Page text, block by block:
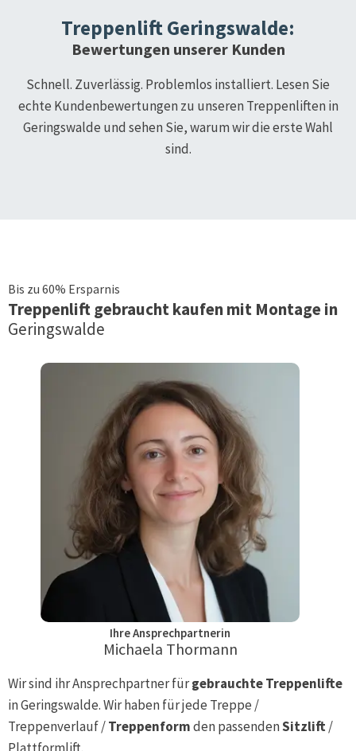
TreppenliftGeringswalde:
Bewertungen unserer Kunden
Schnell. Zuverlässig. Problemlos installiert. Lesen Sie
echte Kundenbewertungen zu unseren Treppenliften in
Geringswalde und sehen Sie, warum wir die erste Wahl
sind.
Bis zu 60% Ersparnis
Treppenliftgebraucht kaufen mit Montage in
Geringswalde
Ihre Ansprechpartnerin
Michaela Thormann
Wir sind ihr Ansprechpartner fürgebrauchte Treppenlifte
inGeringswalde. Wir haben für jede Treppe /
Treppenverlauf /Treppenformden passendenSitzlift/